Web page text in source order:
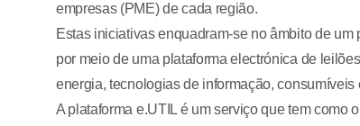
empresas (PME) de cada região.
Estas iniciativas enquadram-se no âmbito de
por meio de uma plataforma electrónica de
energia, tecnologias de informação, consumíveis
A plataforma e.UTIL é um serviço que tem como